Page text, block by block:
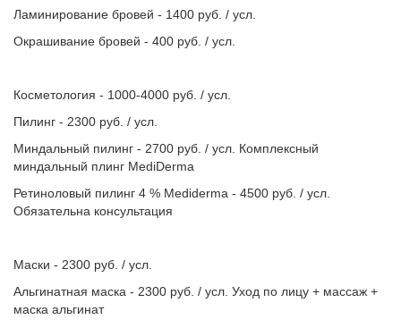
Ламинирование бровей - 1400 руб. / усл.
Окрашивание бровей - 400 руб. / усл.
Косметология - 1000-4000 руб. / усл.
Пилинг - 2300 руб. / усл.
Миндальный пилинг - 2700 руб. / усл. Комплексный
миндальный плинг MediDerma
Ретиноловый пилинг 4 % Mediderma - 4500 руб. / усл.
Обязательна консультация
Маски - 2300 руб. / усл.
Альгинатная маска - 2300 руб. / усл. Уход по лицу + массаж +
маска альгинат